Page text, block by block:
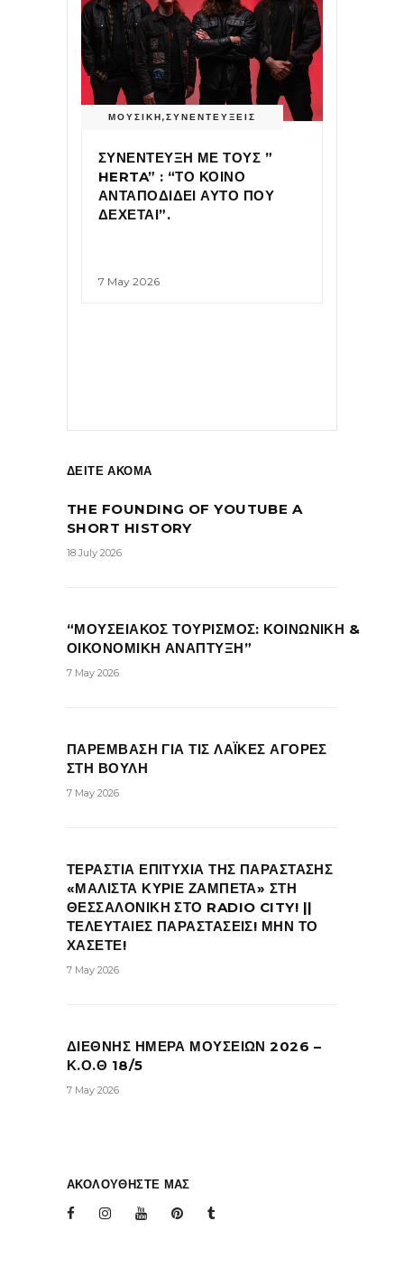
ΜΟΥΣΙΚΗ,ΣΥΝΕΝΤΕΥΞΕΙΣ
ΣΥΝΕΝΤΕΥΞΗ ΜΕ ΤΟΥΣ ”
HERTA” : “ΤΟ ΚΟΙΝΟ
ΑΝΤΑΠΟΔΙΔΕΙ ΑΥΤΟ ΠΟΥ
ΔΕΧΕΤΑΙ”.
7 May 2026
ΔΕΙΤΕ ΑΚΟΜΑ
THE FOUNDING OF YOUTUBE A
SHORT HISTORY
18 July 2026
“ΜΟΥΣΕΙΑΚΟΣ ΤΟΥΡΙΣΜΟΣ: ΚΟΙΝΩΝΙΚΗ &
ΟΙΚΟΝΟΜΙΚΗ ΑΝΑΠΤΥΞΗ”
7 May 2026
ΠΑΡΕΜΒΑΣΗ ΓΙΑ ΤΙΣ ΛΑΪΚΕΣ ΑΓΟΡΕΣ
ΣΤΗ ΒΟΥΛΗ
7 May 2026
ΤΕΡΑΣΤΙΑ ΕΠΙΤΥΧΙΑ ΤΗΣ ΠΑΡΑΣΤΑΣΗΣ
«ΜΑΛΙΣΤΑ ΚΥΡΙΕ ΖΑΜΠΕΤΑ» ΣΤΗ
ΘΕΣΣΑΛΟΝΙΚΗ ΣΤΟ RADIO CITY! ||
ΤΕΛΕΥΤΑΙΕΣ ΠΑΡΑΣΤΑΣΕΙΣ! ΜΗΝ ΤΟ
ΧΑΣΕΤΕ!
7 May 2026
ΔΙΕΘΝΗΣ ΗΜΕΡΑ ΜΟΥΣΕΙΩΝ 2026 –
Κ.Ο.Θ 18/5
7 May 2026
ΑΚΟΛΟΥΘΗΣΤΕ ΜΑΣ